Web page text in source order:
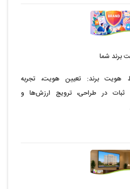
هویت برند: تعیین هویت، تجربه
ثبات در طراحی، ترویج ارزش‌ها و